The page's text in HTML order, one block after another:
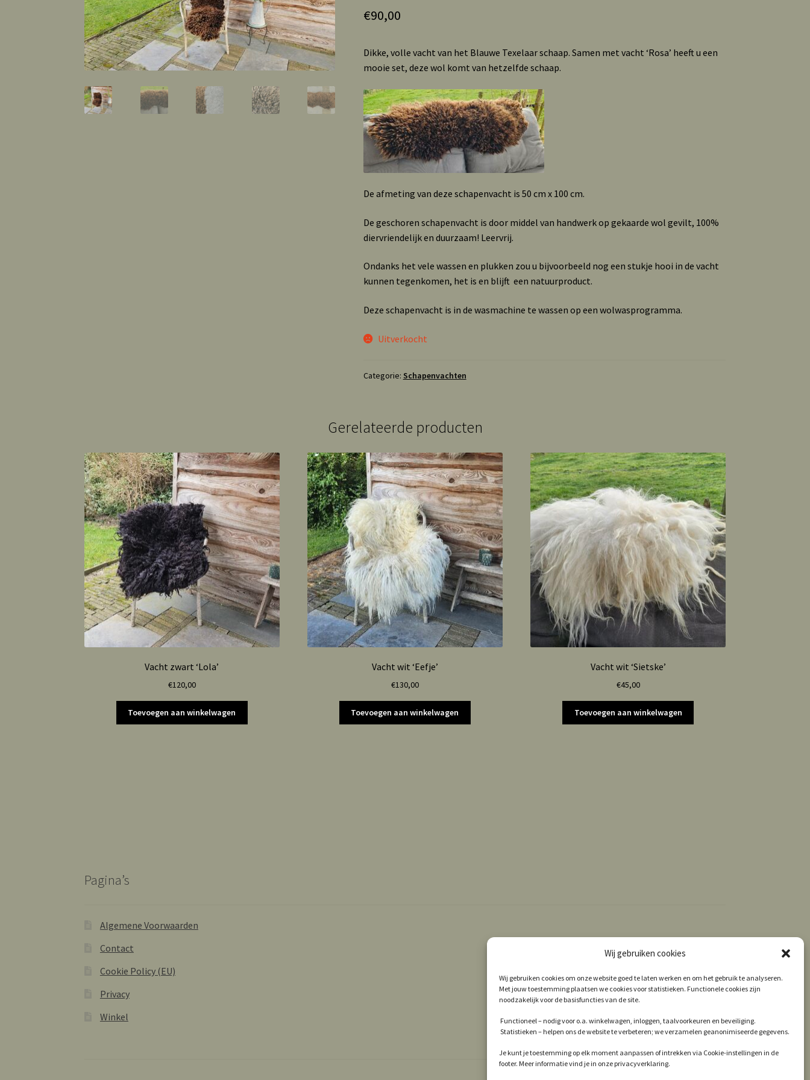
Wij gebruiken cookies
Wij gebruiken cookies om onze website goed te laten werken en om het gebruik te analyseren.
Met jouw toestemming plaatsen we cookies voor statistieken. Functionele cookies zijn
noodzakelijk voor de basisfuncties van de site.
Functioneel – nodig voor o.a. winkelwagen, inloggen, taalvoorkeuren en beveiliging.
Statistieken – helpen ons de website te verbeteren; we verzamelen geanonimiseerde gegevens.
Je kunt je toestemming op elk moment aanpassen of intrekken via Cookie-instellingen in de
footer. Meer informatie vind je in onze privacyverklaring.
€90,00
Dikke, volle vacht van het Blauwe Texelaar schaap. Samen met vacht ‘Rosa’ heeft u een
mooie set, deze wol komt van hetzelfde schaap.
De afmeting van deze schapenvacht is 50 cm x 100 cm.
De geschoren schapenvacht is door middel van handwerk op gekaarde wol gevilt, 100%
diervriendelijk en duurzaam! Leervrij.
Ondanks het vele wassen en plukken zou u bijvoorbeeld nog een stukje hooi in de vacht
kunnen tegenkomen, het is en blijft een natuurproduct.
Deze schapenvacht is in de wasmachine te wassen op een wolwasprogramma.
Uitverkocht
Categorie: Schapenvachten
Gerelateerde producten
Vacht zwart ‘Lola’
€120,00
Toevoegen aan winkelwagen
Vacht wit ‘Eefje’
€130,00
Toevoegen aan winkelwagen
Vacht wit ‘Sietske’
€45,00
Toevoegen aan winkelwagen
Pagina’s
Algemene Voorwaarden
Contact
Cookie Policy (EU)
Privacy
Winkel